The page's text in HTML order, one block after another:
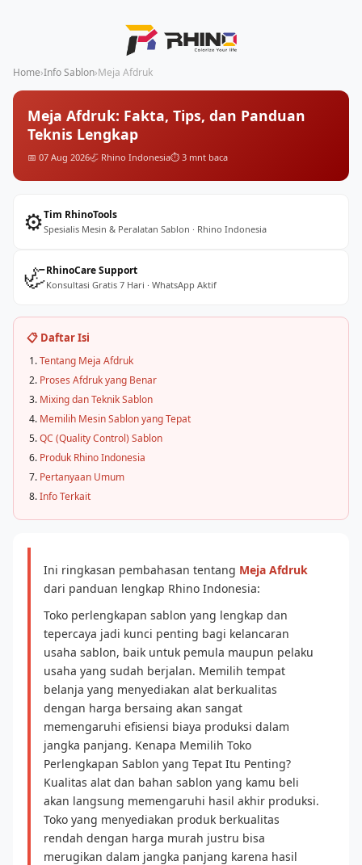
Home›Info Sablon›Meja Afdruk
Meja Afdruk: Fakta, Tips, dan Panduan
Teknis Lengkap
📅 07 Aug 2026🦏 Rhino Indonesia⏱️ 3 mnt baca
⚙️Tim RhinoTools
Spesialis Mesin & Peralatan Sablon · Rhino Indonesia
🦏RhinoCare Support
Konsultasi Gratis 7 Hari · WhatsApp Aktif
📋 Daftar Isi
Tentang Meja Afdruk
Proses Afdruk yang Benar
Mixing dan Teknik Sablon
Memilih Mesin Sablon yang Tepat
QC (Quality Control) Sablon
Produk Rhino Indonesia
Pertanyaan Umum
Info Terkait
Ini ringkasan pembahasan tentang Meja Afdruk
dari panduan lengkap Rhino Indonesia:
Toko perlengkapan sablon yang lengkap dan
tepercaya jadi kunci penting bagi kelancaran
usaha sablon, baik untuk pemula maupun pelaku
usaha yang sudah berjalan. Memilih tempat
belanja yang menyediakan alat berkualitas
dengan harga bersaing akan sangat
memengaruhi efisiensi biaya produksi dalam
jangka panjang. Kenapa Memilih Toko
Perlengkapan Sablon yang Tepat Itu Penting?
Kualitas alat dan bahan sablon yang kamu beli
akan langsung memengaruhi hasil akhir produksi.
Toko yang menyediakan produk berkualitas
rendah dengan harga murah justru bisa
merugikan dalam jangka panjang karena hasil